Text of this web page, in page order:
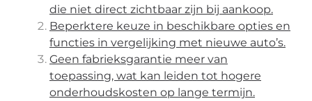
die niet direct zichtbaar zijn bij aankoop.
Beperktere keuze in beschikbare opties en
functies in vergelijking met nieuwe auto’s.
Geen fabrieksgarantie meer van
toepassing, wat kan leiden tot hogere
onderhoudskosten op lange termijn.